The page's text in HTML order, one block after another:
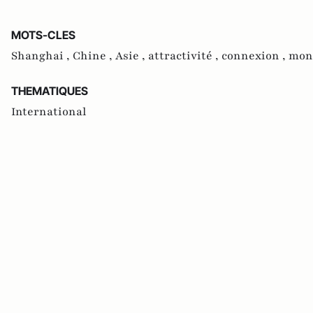
MOTS-CLES
Shanghai , Chine , Asie , attractivité , connexion ,
THEMATIQUES
International